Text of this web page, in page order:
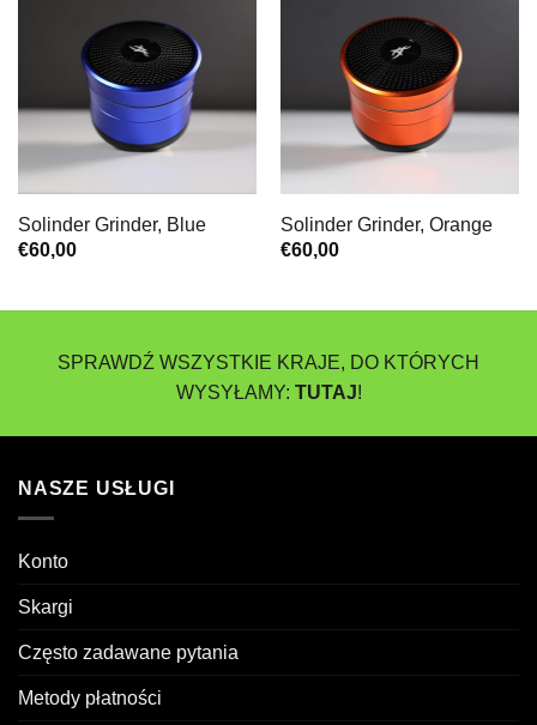
Solinder Grinder, Blue
€60,00
Solinder Grinder, Orange
€60,00
SPRAWDŹ WSZYSTKIE KRAJE, DO KTÓRYCH
WYSYŁAMY: TUTAJ!
NASZE USŁUGI
Konto
Skargi
Często zadawane pytania
Metody płatności